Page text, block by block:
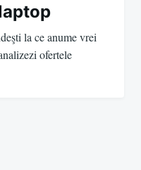
la ce anume vrei
ofertele